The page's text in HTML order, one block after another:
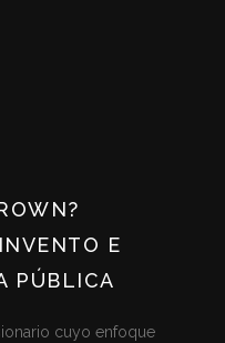
E
PÚBLICA
cuyo enfoque